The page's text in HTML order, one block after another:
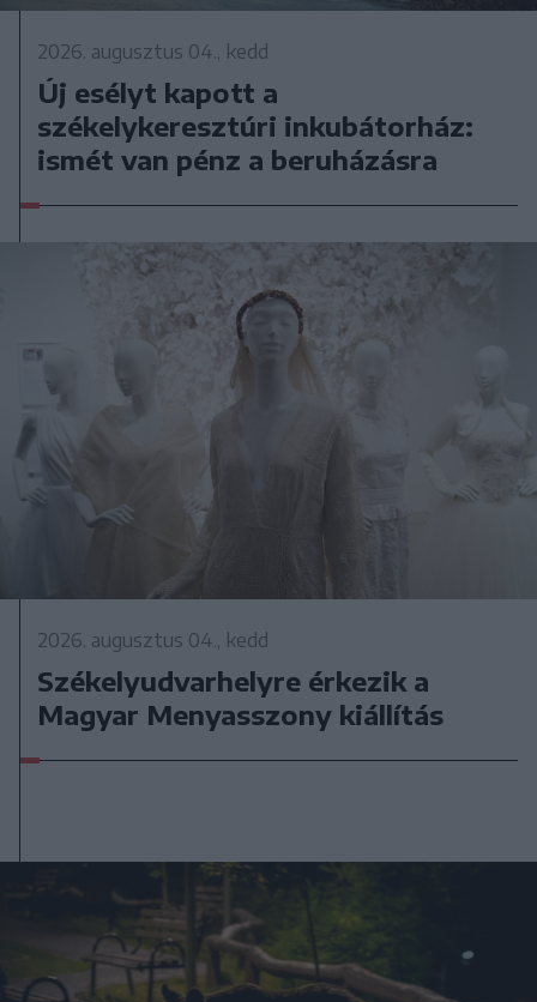
2026. augusztus 04., kedd
Új esélyt kapott a
székelykeresztúri inkubátorház:
ismét van pénz a beruházásra
2026. augusztus 04., kedd
Székelyudvarhelyre érkezik a
Magyar Menyasszony kiállítás